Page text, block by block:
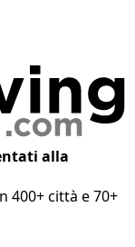
alla
400+ città e 70+